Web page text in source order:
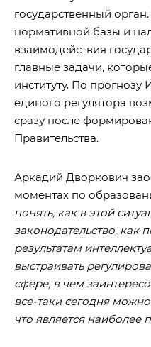
государственный
нормативной базы и
взаимодействия
главные задачи,
институту. По
единого регулятора
сразу после
Правительства.
Аркадий Дворкович
моментах по
понять, как в этой
законодательство, как
результатам
выстраивать
сфере, в чем
все-таки сегодня
что является наиболее